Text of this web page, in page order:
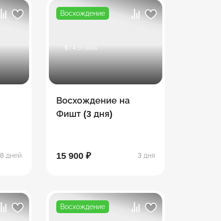
8 дней
Восхождение
5 / 4 отзыва
Восхождение на
Фишт (3 дня)
15 900 ₽ 3 дня
Восхождение